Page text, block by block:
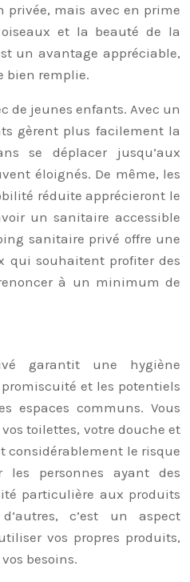
privée, mais avec en prime
et la beauté de la
un avantage appréciable,
bien remplie.
de jeunes enfants. Avec un
gèrent plus facilement la
se déplacer jusqu’aux
éloignés. De même, les
réduite apprécieront le
un sanitaire accessible
sanitaire privé offre une
qui souhaitent profiter des
à un minimum de
garantit une hygiène
et les potentiels
espaces communs. Vous
toilettes, votre douche et
considérablement le risque
les personnes ayant des
particulière aux produits
c’est un aspect
vos propres produits,
besoins.